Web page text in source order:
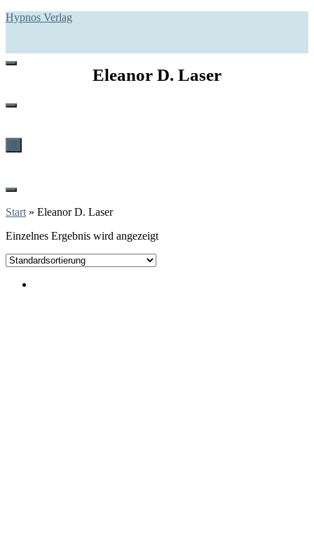
Hypnos Verlag
Eleanor D. Laser
Start » Eleanor D. Laser
Einzelnes Ergebnis wird angezeigt